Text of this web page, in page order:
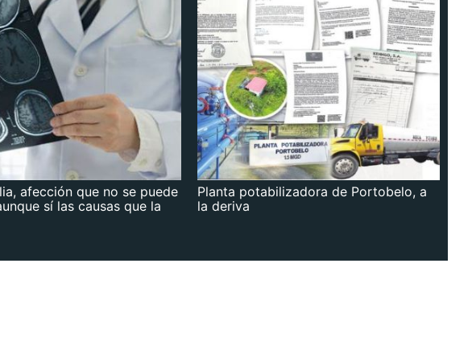
afección que no se puede
sí las causas que la
Planta potabilizadora de Portobelo, a
la deriva